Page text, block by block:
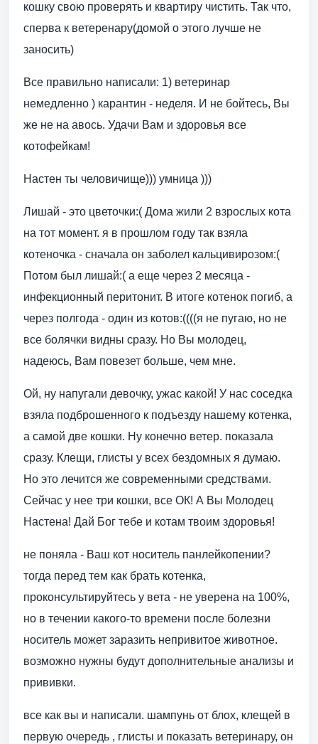
кошку свою проверять и квартиру чистить. Так что,
сперва к ветеренару(домой о этого лучше не
заносить)
Все правильно написали: 1) ветеринар
немедленно ) карантин - неделя. И не бойтесь, Вы
же не на авось. Удачи Вам и здоровья все
котофейкам!
Настен ты человичище))) умница )))
Лишай - это цветочки:( Дома жили 2 взрослых кота
на тот момент. я в прошлом году так взяла
котеночка - сначала он заболел кальцивирозом:(
Потом был лишай:( а еще через 2 месяца -
инфекционный перитонит. В итоге котенок погиб, а
через полгода - один из котов:((((я не пугаю, но не
все болячки видны сразу. Но Вы молодец,
надеюсь, Вам повезет больше, чем мне.
Ой, ну напугали девочку, ужас какой! У нас соседка
взяла подброшенного к подъезду нашему котенка,
а самой две кошки. Ну конечно ветер. показала
сразу. Клещи, глисты у всех бездомных я думаю.
Но это лечится же современными средствами.
Сейчас у нее три кошки, все ОК! А Вы Молодец
Настена! Дай Бог тебе и котам твоим здоровья!
не поняла - Ваш кот носитель панлейкопении?
тогда перед тем как брать котенка,
проконсультируйтесь у вета - не уверена на 100%,
но в течении какого-то времени после болезни
носитель может заразить непривитое животное.
возможно нужны будут дополнительные анализы и
прививки.
все как вы и написали. шампунь от блох, клещей в
первую очередь , глисты и показать ветеринару, он